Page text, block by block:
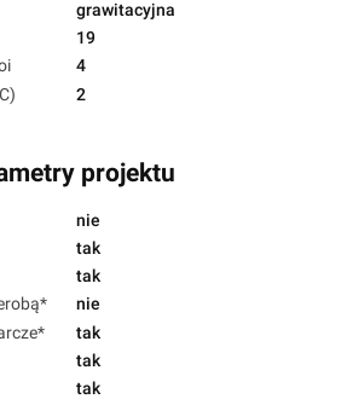
grawitacyjna
19
4
2
projektu
nie
tak
tak
nie
tak
tak
tak